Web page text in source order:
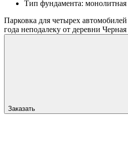
Тип фундамента: монолитная
Парковка для четырех
года неподалеку от деревни Черная
Заказать